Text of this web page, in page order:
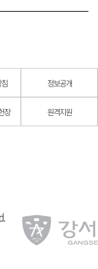
정보공개
장 원격지원